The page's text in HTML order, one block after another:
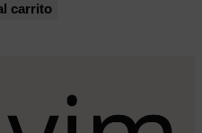
carrito